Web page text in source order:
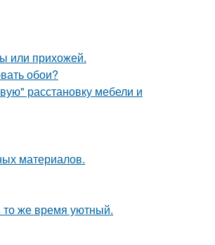
или прихожей.
обои?
расстановку мебели и
материалов.
же время уютный.